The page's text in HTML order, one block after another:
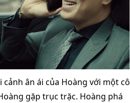
ân ái của Hoàng với một cô
gặp trục trặc. Hoàng phá